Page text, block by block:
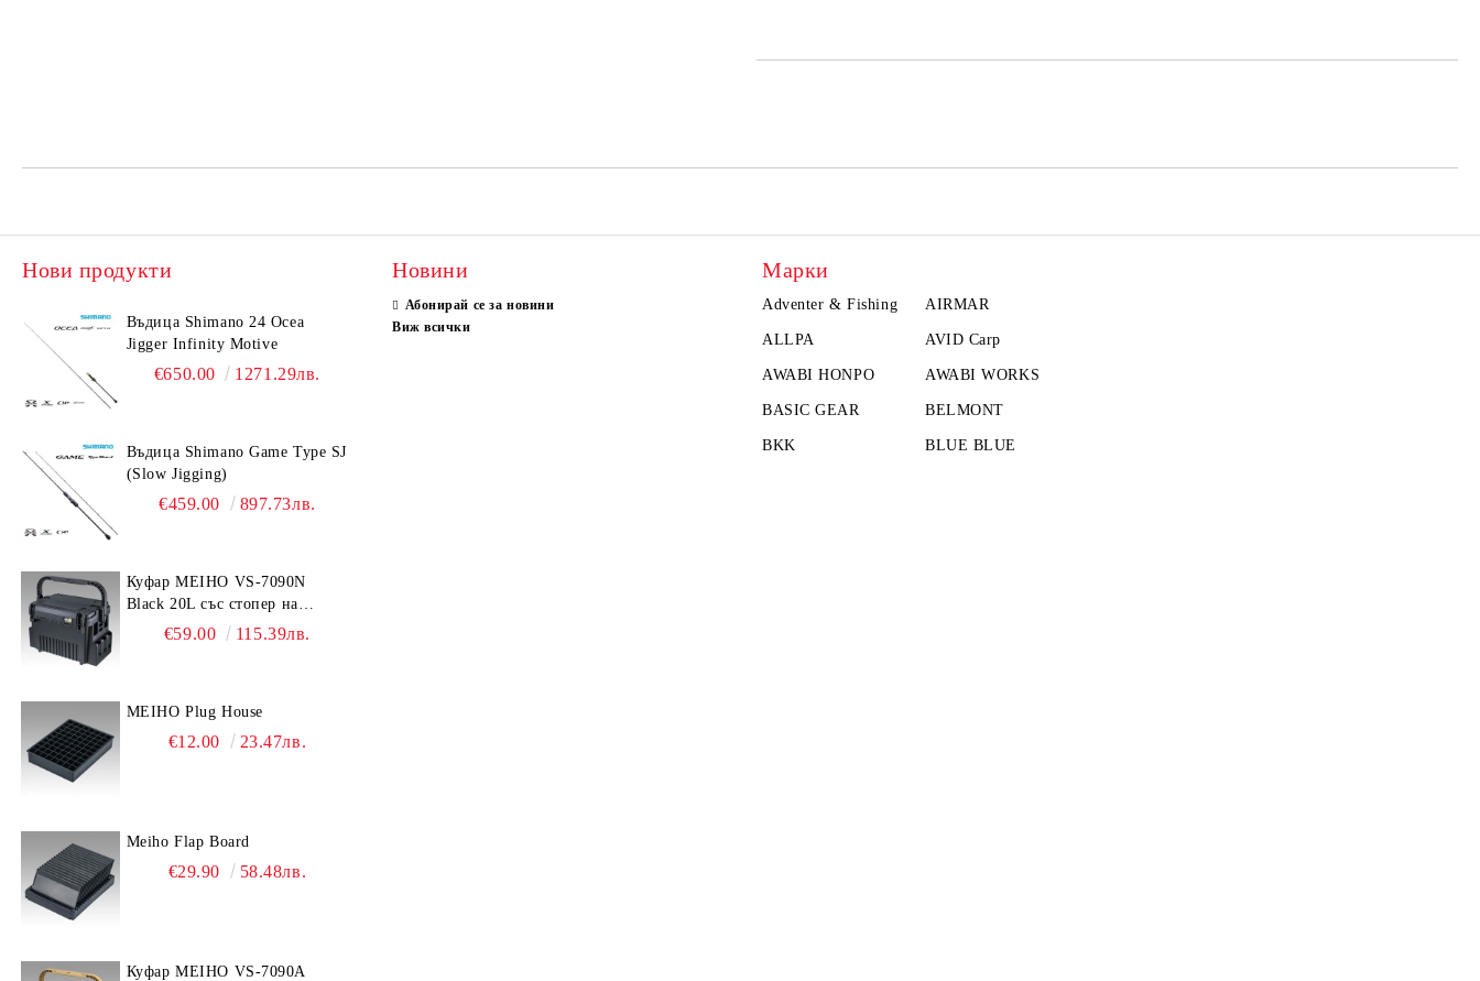
Нови продукти
Въдица Shimano 24 Ocea
Jigger Infinity Motive
€650.00 1271.29лв.
Въдица Shimano Game Type SJ
(Slow Jigging)
€459.00 897.73лв.
Куфар MEIHO VS-7090N
Black 20L със стопер на
дръжката€59.00 115.39лв.
MEIHO Plug House
€12.00 23.47лв.
Meiho Flap Board
€29.90 58.48лв.
Куфар MEIHO VS-7090A
Новини
Абонирай се за новини
Виж всички
Марки
Adventer & Fishing AIRMAR
ALLPA AVID Carp
AWABI HONPO AWABI WORKS
BASIC GEAR BELMONT
BKK BLUE BLUE